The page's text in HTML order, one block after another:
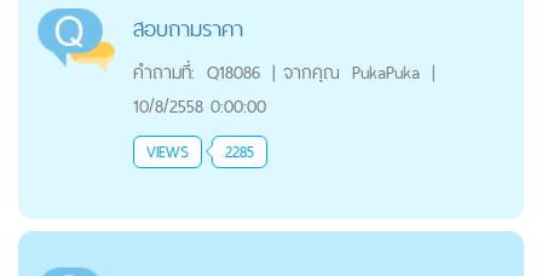
สอบถามราคา
คำถามที่: Q18086 | จากคุณ PukaPuka |
10/8/2558 0:00:00
VIEWS 2285